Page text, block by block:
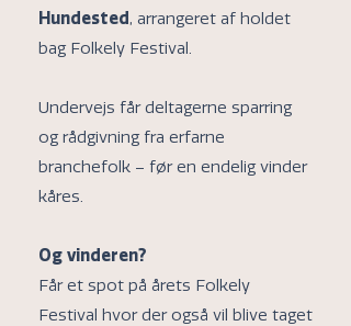
Hundested, arrangeret af holdet
bag Folkely Festival.
Undervejs får deltagerne sparring
og rådgivning fra erfarne
branchefolk – før en endelig vinder
kåres.
Og vinderen?
Får et spot på årets Folkely
Festival hvor der også vil blive taget